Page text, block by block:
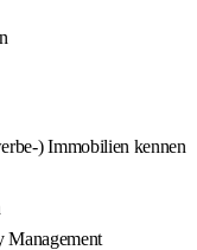
) Immobilien kennen
Management